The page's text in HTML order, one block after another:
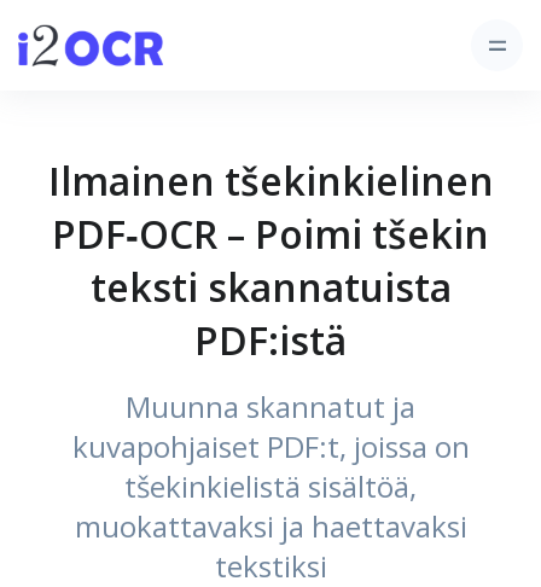
Ilmainen tšekinkielinen
PDF‑OCR – Poimi tšekin
teksti skannatuista
PDF:istä
Muunna skannatut ja
kuvapohjaiset PDF:t, joissa on
tšekinkielistä sisältöä,
muokattavaksi ja haettavaksi
tekstiksi